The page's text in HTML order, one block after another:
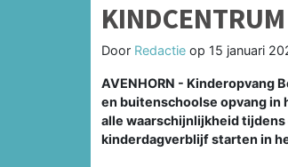
Door Redactie op 15 januari
AVENHORN - Kinderopvang
en buitenschoolse opvang in
alle waarschijnlijkheid
kinderdagverblijf starten in